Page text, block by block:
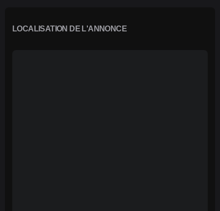
LOCALISATION DE L'ANNONCE